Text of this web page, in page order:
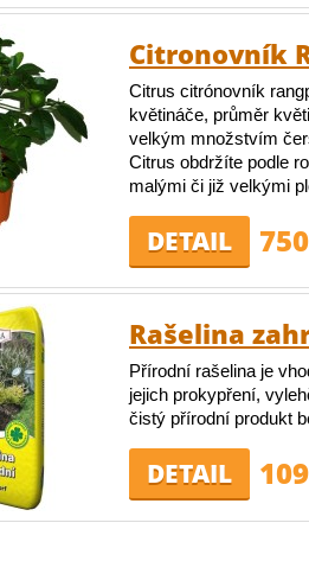
Citronovník
Citrus citrónovník
květináče, průměr
velkým množstvím
Citrus obdržíte podle
malými či již velkými
DETAIL
Rašelina
Přírodní rašelina je
jejich prokypření,
čistý přírodní produkt
DETAIL